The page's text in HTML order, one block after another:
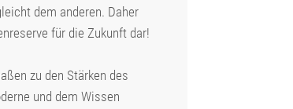
dem anderen. Daher
für die Zukunft dar!
zu den Stärken des
und dem Wissen